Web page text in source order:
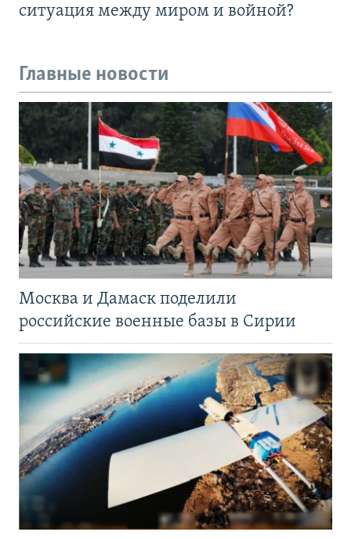
ситуация между миром и войной?
Главные новости
Москва и Дамаск поделили
российские военные базы в Сирии